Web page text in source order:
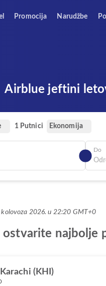
Promocija Narudžbe
Airblue jeftini
1 Putnici Ekonomija
Do
kolovoza 2026. u 22:20 GMT+0
ostvarite najbolje
Karachi (KHI)